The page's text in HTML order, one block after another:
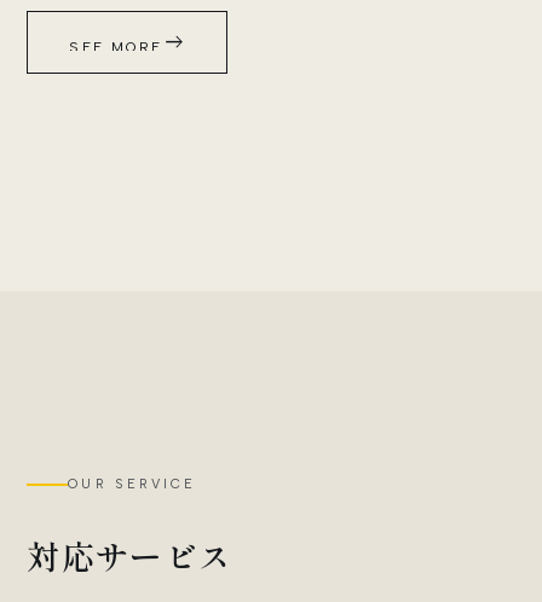
SEE MORE east
OUR SERVICE
対応サービス